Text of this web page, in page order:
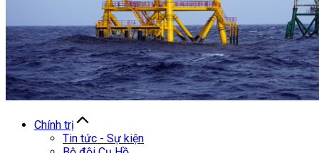
Chính trị
Tin tức - Sự kiện